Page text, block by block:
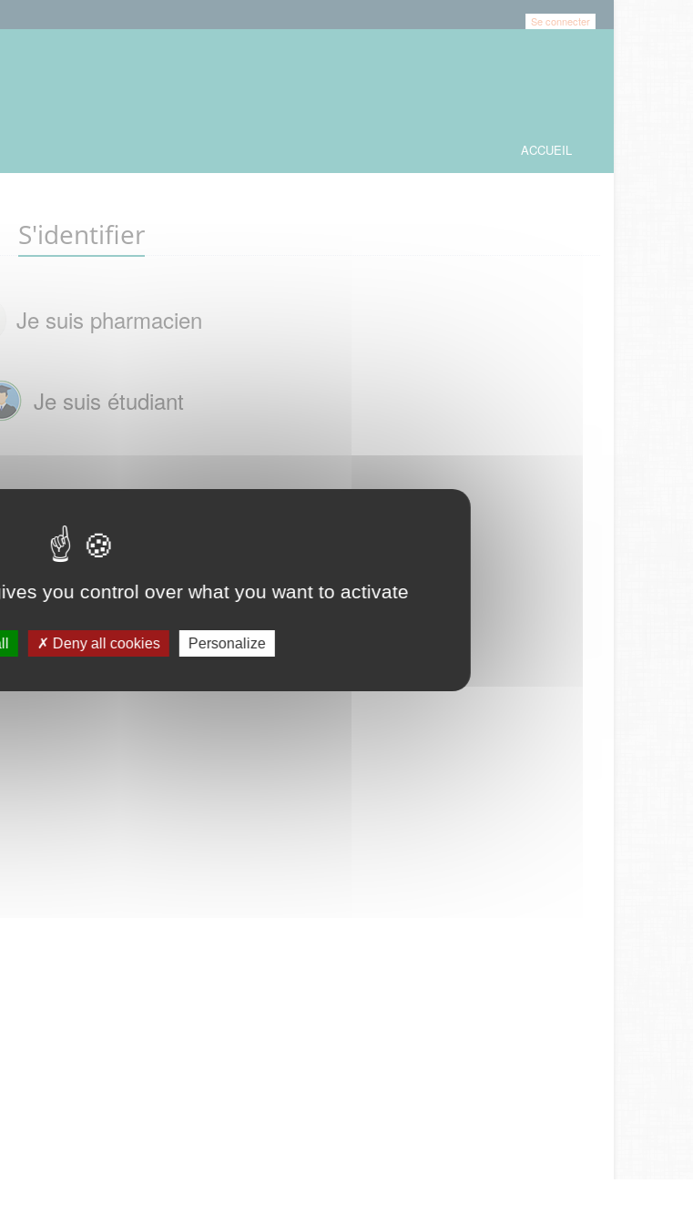
you control over what you want to activate
Deny all cookies Personalize
Se connecter
ACCUEIL
S'identifier
Je suis pharmacien
Je suis étudiant